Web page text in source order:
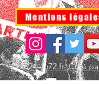
de presse :
dans le monde
Mentions
© 2024 fo72.fr. Créé